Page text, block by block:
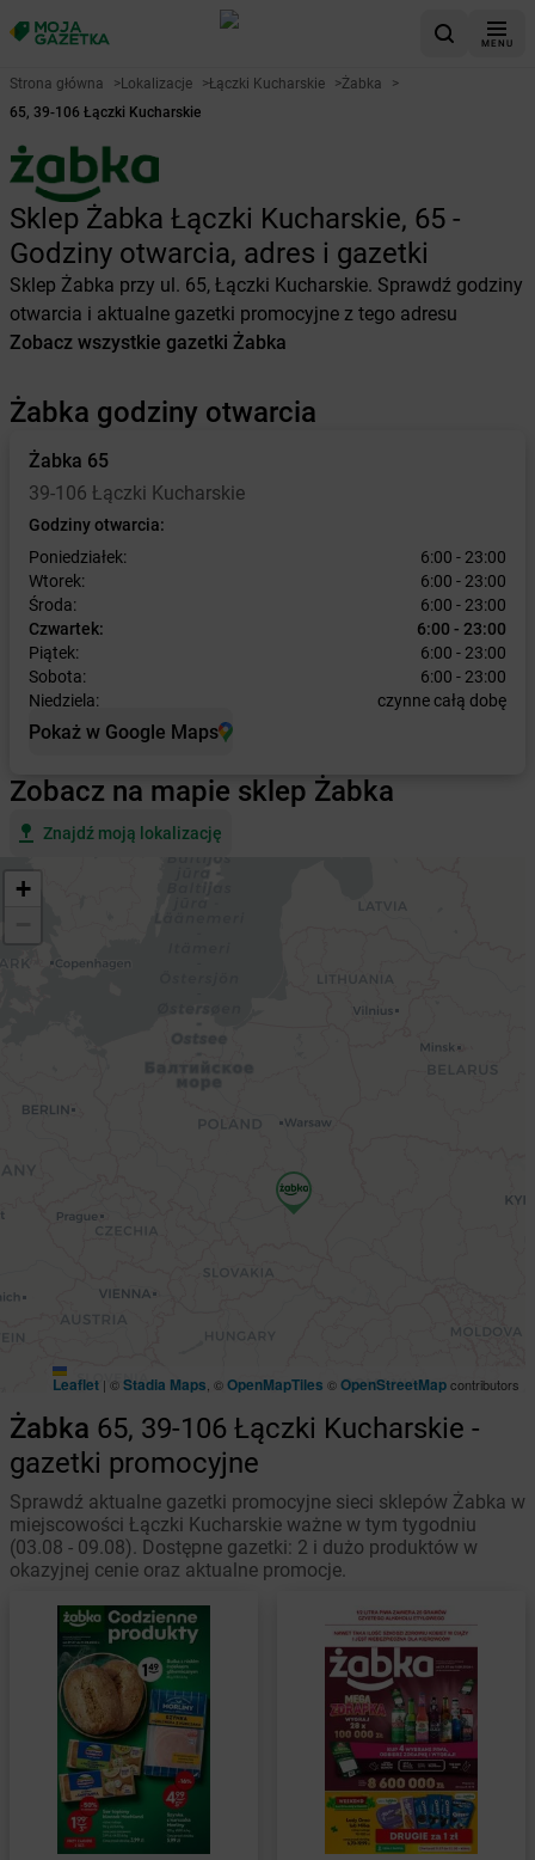
MENU
Strona główna >Lokalizacje >Łączki Kucharskie >Żabka
>
65, 39-106 Łączki Kucharskie
Sklep Żabka Łączki Kucharskie, 65 -
Godziny otwarcia, adres i gazetki
Sklep Żabka przy ul. 65, Łączki Kucharskie. Sprawdź godziny
otwarcia i aktualne gazetki promocyjne z tego adresu
Zobacz wszystkie gazetki Żabka
Żabka godziny otwarcia
Żabka 65
39-106 Łączki Kucharskie
Godziny otwarcia:
Poniedziałek:
6:00 - 23:00
Wtorek:
6:00 - 23:00
Środa:
6:00 - 23:00
Czwartek:
6:00 - 23:00
Piątek:
6:00 - 23:00
Sobota:
6:00 - 23:00
Niedziela:
czynne całą dobę
Pokaż w Google Maps
Zobacz na mapie sklep Żabka
Znajdź moją lokalizację
+
Leaflet | ©Stadia Maps , ©OpenMapTiles ©OpenStreetMapcontributors
Żabka 65, 39-106 Łączki Kucharskie -
gazetki promocyjne
Sprawdź aktualne gazetki promocyjne sieci sklepów Żabka w
miejscowości Łączki Kucharskie ważne w tym tygodniu
(03.08 - 09.08). Dostępne gazetki: 2 i dużo produktów w
okazyjnej cenie oraz aktualne promocje.